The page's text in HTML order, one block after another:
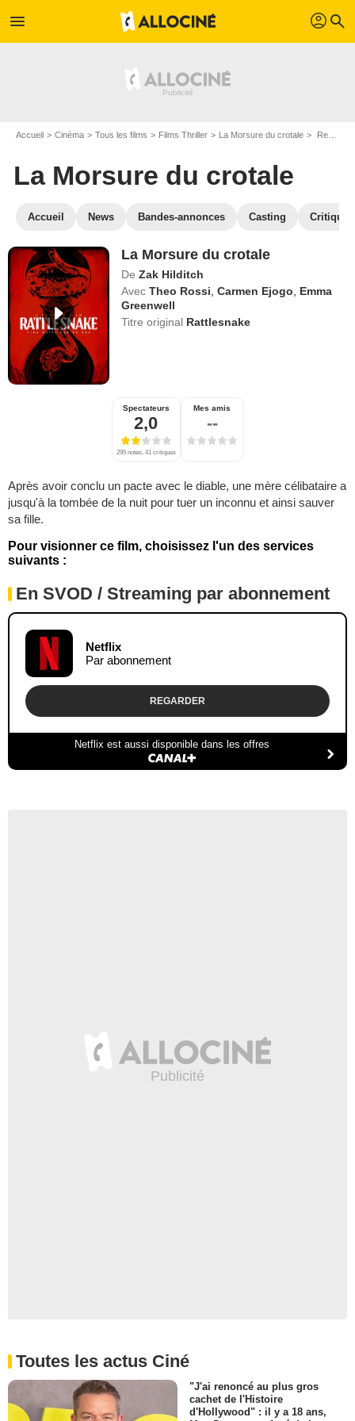
menu profil search
Accueil Cinéma Tous les films Films Thriller La Morsure du crotale Regarder La Morsure du crotale en SVOD
La Morsure du crotale
Accueil News Bandes-annonces Casting
La Morsure du crotale
De Zak Hilditch
Avec Theo Rossi ,Carmen Ejogo
Emma
Greenwell
Titre original Rattlesnake
Spectateurs
2,0
295 notes, 41 critiques
Mes amis
--
Après avoir conclu un pacte avec le diable, une mère célibataire a
jusqu'à la tombée de la nuit pour tuer un inconnu et ainsi sauver
sa fille.
Pour visionner ce film, choisissez l'un des services
suivants :
En SVOD / Streaming par abonnement
Netflix
Par abonnement
REGARDER
Netflix est aussi disponible dans les offres
Toutes les actus Ciné
"J'ai renoncé au plus gros
cachet de l'Histoire
d'Hollywood" : il y a 18 ans,